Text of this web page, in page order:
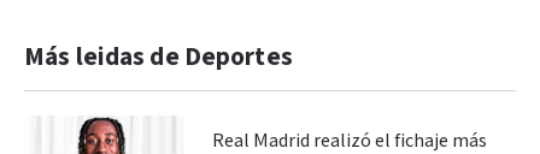
Más leidas de Deportes
Real Madrid realizó el fichaje más